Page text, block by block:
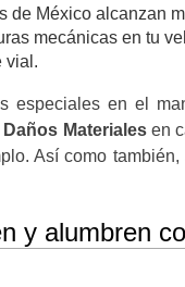
de México alcanzan
mecánicas en tu
vial.
especiales en el
Daños Materialesen
Así como
y alumbren